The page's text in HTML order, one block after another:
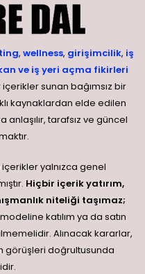
, wellness, girişimcilik, iş
ve iş yeri açma fikirleri
sunan bağımsız bir
kaynaklardan elde edilen
tarafsız ve güncel
yalnızca genel
Hiçbir içerik yatırım,
niteliği taşımaz;
katılım ya da satın
Alınacak kararlar,
görüşleri doğrultusunda